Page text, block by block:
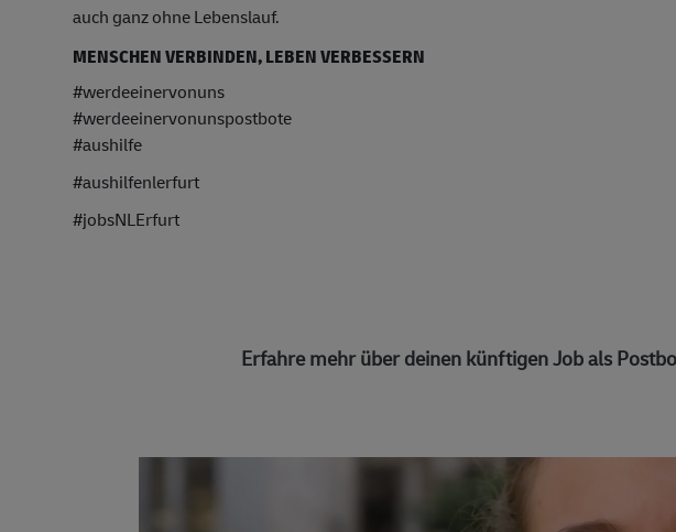
auch ganz ohne Lebenslauf.
MENSCHEN VERBINDEN, LEBEN VERBESSERN
#werdeeinervonuns
#werdeeinervonunspostbote
#aushilfe
#aushilfenlerfurt
#jobsNLErfurt
Erfahre mehr über deinen künftigen Job als